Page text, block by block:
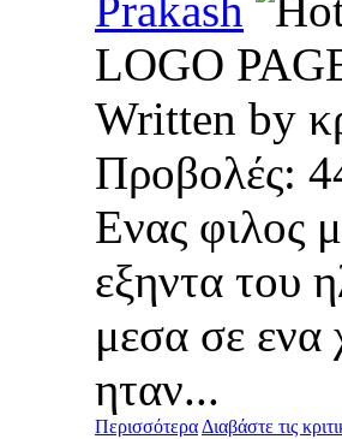
Prakash
LOGO
Written by
Προβολές:
Ενας φιλος
εξηντα του
μεσα σε ενα
ηταν...
ΠερισσότεραΔιαβάστε τις